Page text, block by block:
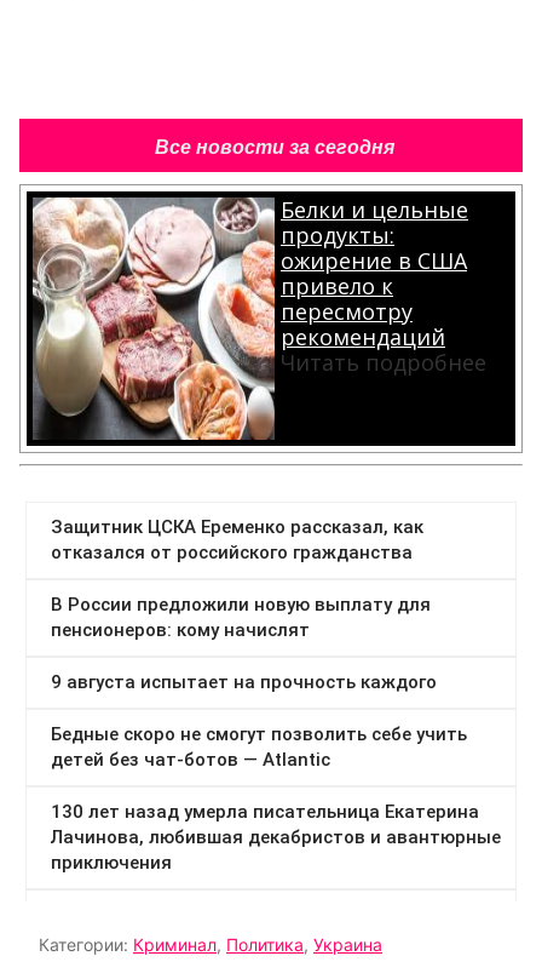
Все новости за сегодня
Белки и цельные
продукты:
ожирение в США
привело к
пересмотру
рекомендаций
Читать подробнее
Категории: Криминал, Политика, Украина